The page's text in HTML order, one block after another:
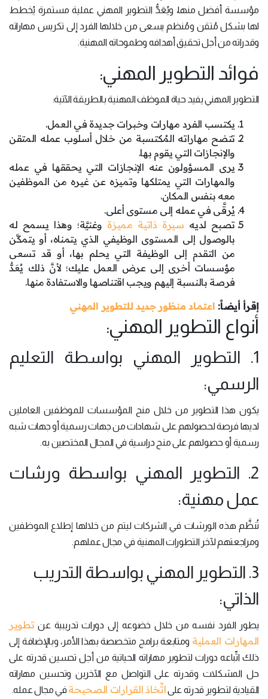
مؤسسة أفضل منها، ويُعَدُّ التطوير المهني عملية مستمرة يُخطط
لها بشكل مُتقن ومُنظم يسعى من خلالها الفرد إلى تكريس مهاراته
وقدراته من أجل تحقيق أهدافه وطموحاته المهنية.
فوائد التطوير المهني:
التطوير المهني يفيد حياة الموظف المهنية بالطريقة الآتية:
يكتسب الفرد مهارات وخبرات جديدة في العمل.
تتضح مهاراته المُكتسبة من خلال أسلوب عمله المتقن
والإنجازات التي يقوم بها.
يرى المسؤولون عنه الإنجازات التي يحققها في عمله
والمهارات التي يمتلكها وتميزه عن غيره من الموظفين
معه بنفس المكان.
يُرقَّى في عمله إلى مستوى أعلى.
تصبح لديه سيرة ذاتية مميزة وغنيَّة؛ وهذا يسمح له
بالوصول إلى المستوى الوظيفي الذي يتمناه، أو يتمكَّن
من التقدم إلى الوظيفة التي يحلم بها، أو قد تسعى
مؤسسات أخرى إلى عرض العمل عليك؛ لأنَّ ذلك يُعَدُّ
فرصة بالنسبة إليهم ويجب اقتناصها والاستفادة منها.
إقرأ أيضاً: اعتماد منظور جديد للتطوير المهني
أنواع التطوير المهني:
1. التطوير المهني بواسطة التعليم
الرسمي:
يكون هذا التطوير من خلال منح المؤسسات للموظفين العاملين
لديها فرصة لحصولهم على شهادات من جهات رسمية أو جهات شبه
رسمية أو حصولهم على منح دراسية في المجال المختصين به.
2. التطوير المهني بواسطة ورشات
عمل مهنية:
تُنظَّم هذه الورشات في الشركات ليتم من خلالها إطلاع الموظفين
ومراجعتهم لآخر التطورات المهنية في مجال عملهم.
3. التطوير المهني بواسطة التدريب
الذاتي:
يطور الفرد نفسه من خلال خضوعه إلى دورات تدريبية عن تطوير
المهارات العملية ومتابعة برامج متخصصة بهذا الأمر، وبالإضافة إلى
ذلك اتِّباعه دورات لتطوير مهاراته الحياتية من أجل تحسين قدرته على
حل المشكلات وقدرته على التواصل مع الآخرين وتحسين مهاراته
القيادية لتطوير قدرته علىاتِّخاذ القرارات الصحيحة في مجال عمله.